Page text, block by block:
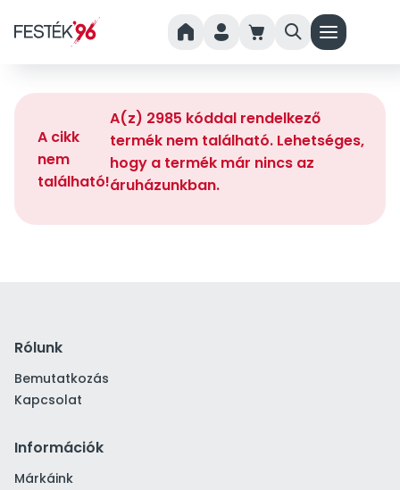
home person cart search menu
A cikk
nem
található!
A(z) 2985 kóddal rendelkező
termék nem található. Lehetséges,
hogy a termék már nincs az
áruházunkban.
Rólunk
Bemutatkozás
Kapcsolat
Információk
Márkáink